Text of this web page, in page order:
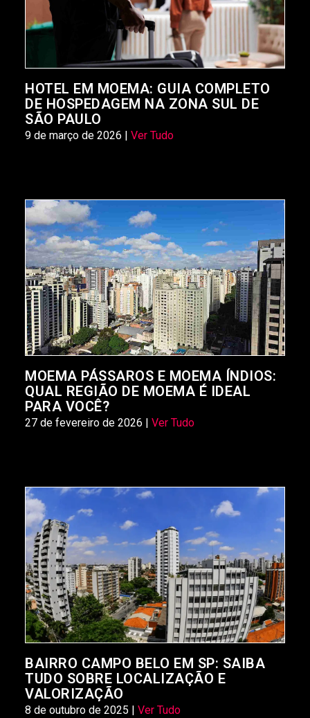
HOTEL EM MOEMA: GUIA COMPLETO
DE HOSPEDAGEM NA ZONA SUL DE
SÃO PAULO
9 de março de 2026 | Ver Tudo
MOEMA PÁSSAROS E MOEMA ÍNDIOS:
QUAL REGIÃO DE MOEMA É IDEAL
PARA VOCÊ?
27 de fevereiro de 2026 | Ver Tudo
BAIRRO CAMPO BELO EM SP: SAIBA
TUDO SOBRE LOCALIZAÇÃO E
VALORIZAÇÃO
8 de outubro de 2025 | Ver Tudo